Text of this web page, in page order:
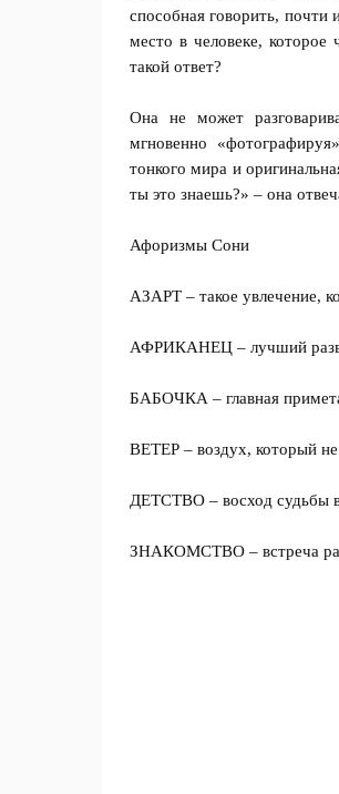
способная говорить, почти
место в человеке, которое
такой ответ?
Она не может
мгновенно
тонкого мира и
ты это знаешь?» – она
Афоризмы Сони
АЗАРТ – такое увлечение,
АФРИКАНЕЦ – лучший
БАБОЧКА – главная
ВЕТЕР – воздух, который
ДЕТСТВО – восход судьбы
ЗНАКОМСТВО – встреча